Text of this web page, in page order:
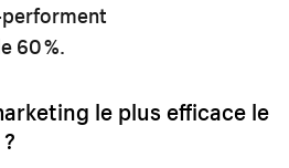
performent
60 %.
le plus efficace le